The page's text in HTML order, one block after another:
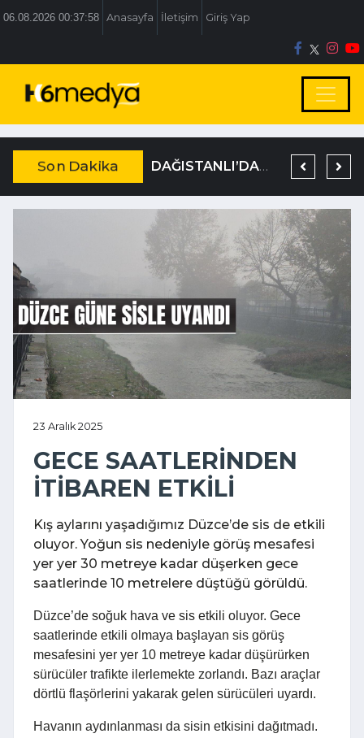
06.08.2026 00:37:58 Anasayfa İletişim Giriş Yap
Son Dakika DAĞISTANLI’DAN, ÖZLÜ’NÜN OTOGAR KARARINA SERT TEPKİ
23 Aralık 2025
GECE SAATLERİNDEN
İTİBAREN ETKİLİ
Kış aylarını yaşadığımız Düzce’de sis de etkili
oluyor. Yoğun sis nedeniyle görüş mesafesi
yer yer 30 metreye kadar düşerken gece
saatlerinde 10 metrelere düştüğü görüldü.
Düzce’de soğuk hava ve sis etkili oluyor. Gece
saatlerinde etkili olmaya başlayan sis görüş
mesafesini yer yer 10 metreye kadar düşürürken
sürücüler trafikte ilerlemekte zorlandı. Bazı araçlar
dörtlü flaşörlerini yakarak gelen sürücüleri uyardı.
Havanın aydınlanması da sisin etkisini dağıtmadı.